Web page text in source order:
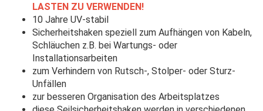
LASTEN ZU VERWENDEN!
10 Jahre UV-stabil
Sicherheitshaken speziell zum Aufhängen von Kabeln,
Schläuchen z.B. bei Wartungs- oder
Installationsarbeiten
zum Verhindern von Rutsch-, Stolper- oder Sturz-
Unfällen
zur besseren Organisation des Arbeitsplatzes